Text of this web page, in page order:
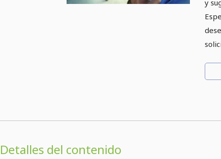
y
Detalles del contenido